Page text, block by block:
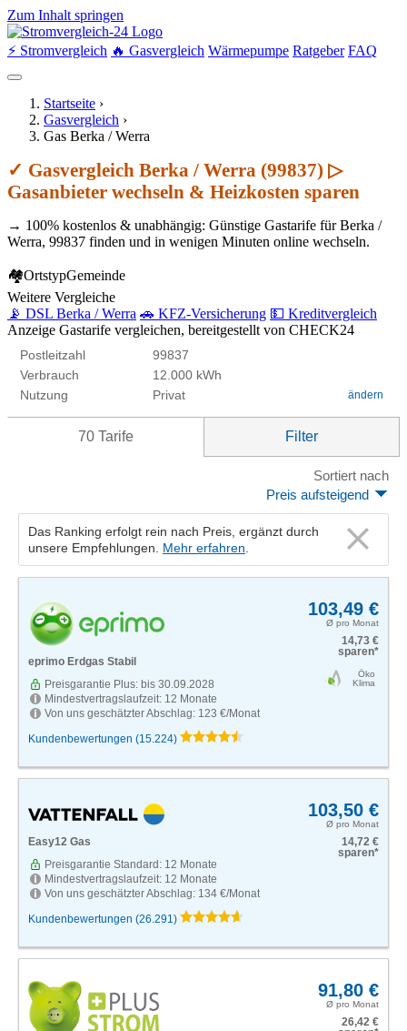
Zum Inhalt springen
⚡ Stromvergleich 🔥 Gasvergleich Wärmepumpe Ratgeber FAQ
Startseite ›
Gasvergleich ›
Gas Berka / Werra
✓ Gasvergleich Berka / Werra (99837) ▷
Gasanbieter wechseln & Heizkosten sparen
→ 100% kostenlos & unabhängig: Günstige Gastarife für Berka /
Werra, 99837 finden und in wenigen Minuten online wechseln.
🏘OrtstypGemeinde
Weitere Vergleiche
📡 DSL Berka / Werra 🚗 KFZ-Versicherung 💵 Kreditvergleich
Anzeige Gastarife vergleichen, bereitgestellt von CHECK24